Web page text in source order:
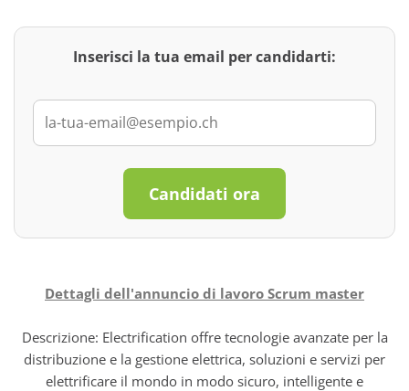
Inserisci la tua email per candidarti:
Candidati ora
Dettagli dell'annuncio di lavoro Scrum master
Descrizione: Electrification offre tecnologie avanzate per la
distribuzione e la gestione elettrica, soluzioni e servizi per
elettrificare il mondo in modo sicuro, intelligente e